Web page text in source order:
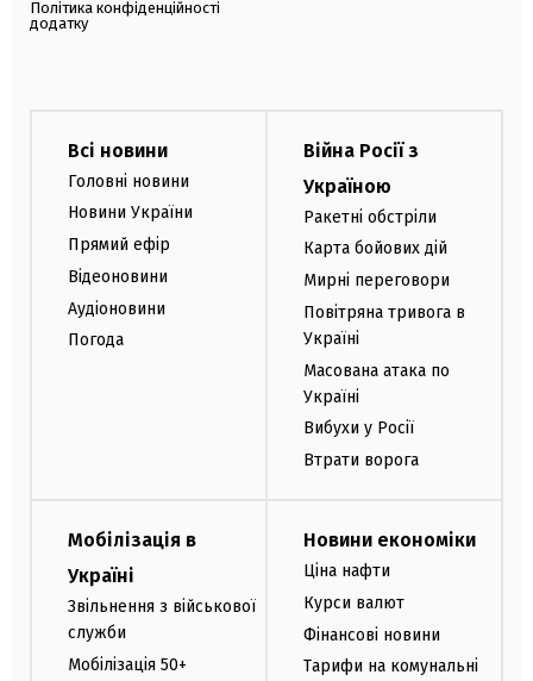
Політика конфіденційності
додатку
Всі новини
Головні новини
Новини України
Прямий ефір
Відеоновини
Аудіоновини
Погода
Війна Росії з
Україною
Ракетні обстріли
Карта бойових дій
Мирні переговори
Повітряна тривога в
Україні
Масована атака по
Україні
Вибухи у Росії
Втрати ворога
Мобілізація в
Україні
Звільнення з військової
служби
Мобілізація 50+
Новини економіки
Ціна нафти
Курси валют
Фінансові новини
Тарифи на комунальні